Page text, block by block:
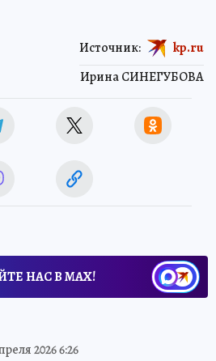
Ирина СИНЕГУБОВА
Источник: kp.ru
НАС В МАХ!
2026 6:26